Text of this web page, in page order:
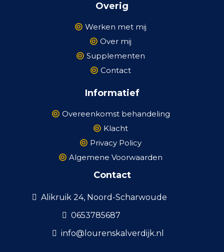
Overig
Werken met mij
Over mij
Supplementen
Contact
Informatief
Overeenkomst behandeling
Klacht
Privacy Policy
Algemene Voorwaarden
Contact
Alikruik 24, Noord-Scharwoude
0653785687
info@lourenskalverdijk.nl